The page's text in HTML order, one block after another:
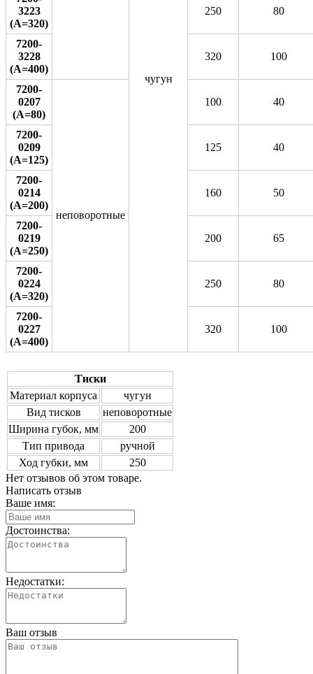
чугун
3223
(А=320)
250 80
7200-
3228
(А=400)
320 100
7200-
0207
(А=80)
неповоротные
100 40
7200-
0209
(А=125)
125 40
7200-
0214
(А=200)
160 50
7200-
0219
(А=250)
200 65
7200-
0224
(А=320)
250 80
7200-
0227
(А=400)
320 100
Тиски
Материал корпуса
чугун
Вид тисков
неповоротные
Ширина губок, мм
200
Тип привода
ручной
Ход губки, мм
250
Нет отзывов об этом товаре.
Написать отзыв
Ваше имя:
Достоинства:
Недостатки:
Ваш отзыв